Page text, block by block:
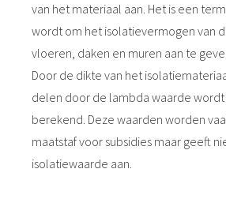
van het materiaal aan. Het is een
wordt om het isolatievermogen van
vloeren, daken en muren aan te
Door de dikte van het
delen door de lambda waarde wordt
berekend. Deze waarden worden
maatstaf voor subsidies maar geeft
isolatiewaarde aan.